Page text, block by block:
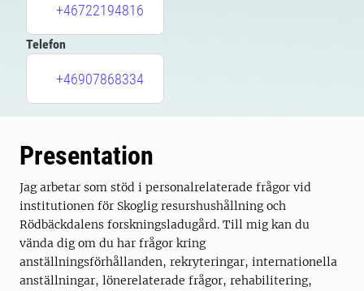
+46722194816
Telefon
+46907868334
Presentation
Jag arbetar som stöd i personalrelaterade frågor vid
institutionen för Skoglig resurshushållning och
Rödbäckdalens forskningsladugård. Till mig kan du
vända dig om du har frågor kring
anställningsförhållanden, rekryteringar, internationella
anställningar, lönerelaterade frågor, rehabilitering,